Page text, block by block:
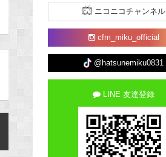
ニコニコチャンネル
cfm_miku_official
@hatsunemiku0831
LINE 友達登録